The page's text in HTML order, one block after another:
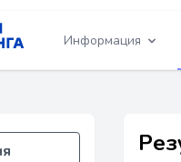
Информация